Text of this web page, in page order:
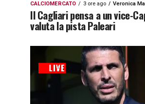
CALCIOMERCATO 3 ore ago Veronica
Il Cagliari pensa a un vice-
valuta la pista Paleari